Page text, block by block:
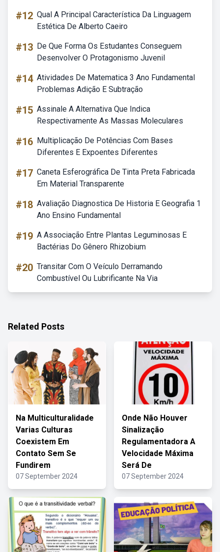
#12 Qual A Principal Característica Da Linguagem
Estética De Alberto Caeiro
#13 De Que Forma Os Estudantes Conseguem
Desenvolver O Protagonismo Juvenil
#14 Atividades De Matematica 3 Ano Fundamental
Problemas Adição E Subtração
#15 Assinale A Alternativa Que Indica
Respectivamente As Massas Moleculares
#16 Multiplicação De Potências Com Bases
Diferentes E Expoentes Diferentes
#17 Caneta Esferográfica De Tinta Preta Fabricada
Em Material Transparente
#18 Avaliação Diagnostica De Historia E Geografia 1
Ano Ensino Fundamental
#19 A Associação Entre Plantas Leguminosas E
Bactérias Do Gênero Rhizobium
#20 Transitar Com O Veículo Derramando
Combustível Ou Lubrificante Na Via
Related Posts
Na Multiculturalidade
Varias Culturas
Coexistem Em
Contato Sem Se
Fundirem
07 September 2024
Onde Não Houver
Sinalização
Regulamentadora A
Velocidade Máxima
Será De
07 September 2024